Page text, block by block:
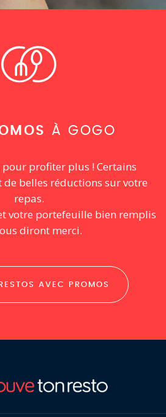
À GOGO
pour profiter plus ! Certains
belles réductions sur votre
repas.
votre portefeuille bien remplis
diront merci.
AVEC PROMOS